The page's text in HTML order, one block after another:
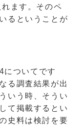
ます。そのペ
るということが
についてです
る調査結果が出
いう時、そうい
て掲載するとい
史料は検討を要